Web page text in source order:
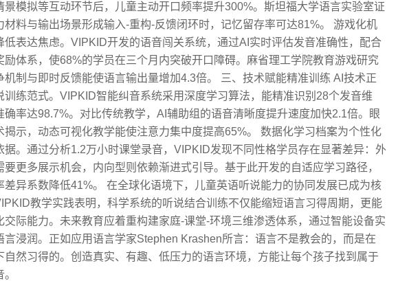
景模拟等互动环节后，儿童主动开口频率提升300%。斯坦福大学语言实验室证
材料与输出场景形成输入-重构-反馈闭环时，记忆留存率可达81%。 游戏化机
低表达焦虑。VIPKID开发的语音闯关系统，通过AI实时评估发音准确性，配合
励体系，使68%的学员在三个月内突破开口障碍。麻省理工学院教育游戏研究
机制与即时反馈能使语言输出量增加4.3倍。 三、技术赋能精准训练 AI技术正
训练范式。VIPKID智能纠音系统采用深度学习算法，能精准识别28个发音维
确率达98.7%。对比传统教学，AI辅助组的语音清晰度提升速度加快2.1倍。眼
揭示，动态可视化教学能使注意力集中度提高65%。 数据化学习档案为个性化
据。通过分析1.2万小时课堂录音，VIPKID发现不同性格学员存在显著差异：外
要更多展示机会，内向型则依赖渐进式引导。基于此开发的自适应学习路径，
差异系数降低41%。 在全球化语境下，儿童英语听说能力的协同发展已成为核
教学实践表明，科学系统的听说结合训练不仅能缩短语言习得周期，更能
交际能力。未来教育应着重构建家庭-课堂-环境三维渗透体系，通过智能设备实
言浸润。正如应用语言学家Stephen Krashen所言：语言不是教会的，而是在
自然习得的。创造真实、有趣、低压力的语言环境，方能让每个孩子找到属于